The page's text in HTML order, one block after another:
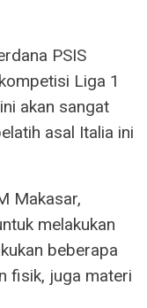
PSIS
Liga 1
akan sangat
asal Italia ini
Makasar,
melakukan
beberapa
fisik, juga materi